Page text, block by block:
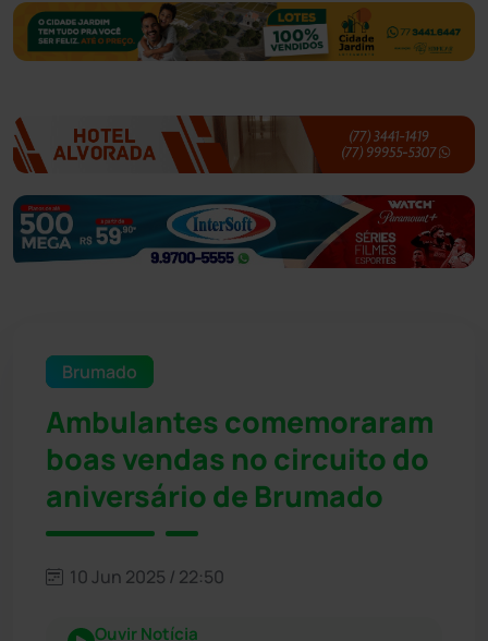
Brumado
Ambulantes comemoraram
boas vendas no circuito do
aniversário de Brumado
10 Jun 2025 / 22:50
Ouvir Notícia